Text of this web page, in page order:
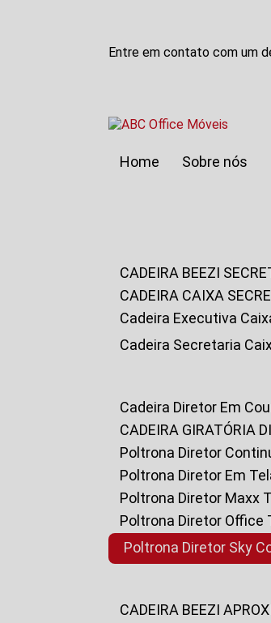
Entre em contato com um
Home
Sobre nós
CADEIRA BEEZI
CADEIRA CAIXA
Cadeira Executiva
Cadeira Secretaria
Cadeira Diretor Em
CADEIRA GIRATÓRIA
Poltrona Diretor
Poltrona Diretor Em
Poltrona Diretor Maxx
Poltrona Diretor Office
Poltrona Diretor Sky
CADEIRA BEEZI